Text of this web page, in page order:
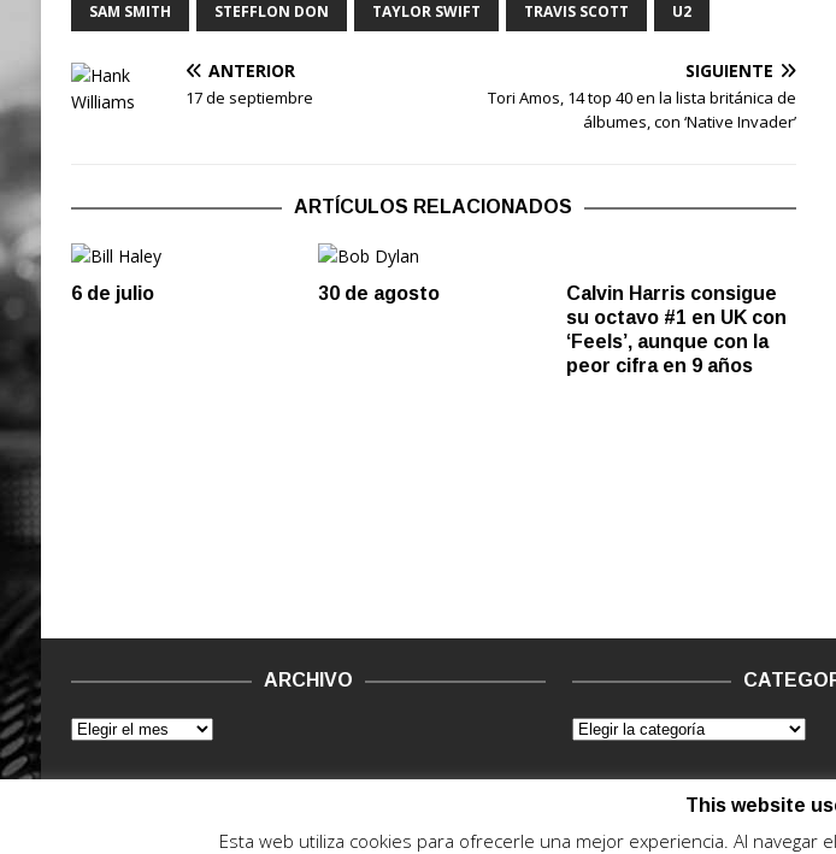
SAM SMITH STEFFLON DON TAYLOR SWIFT TRAVIS SCOTT U2
ANTERIOR
17 de septiembre
SIGUIENTE
Tori Amos, 14 top 40 en la lista británica de
álbumes, con ‘Native Invader’
ARTÍCULOS RELACIONADOS
6 de julio 30 de agosto
Calvin Harris consigue
su octavo #1 en UK con
‘Feels’, aunque con la
peor cifra en 9 años
ARCHIVO
This website
Esta web utiliza cookies para ofrecerle una mejor experiencia. Al navegar